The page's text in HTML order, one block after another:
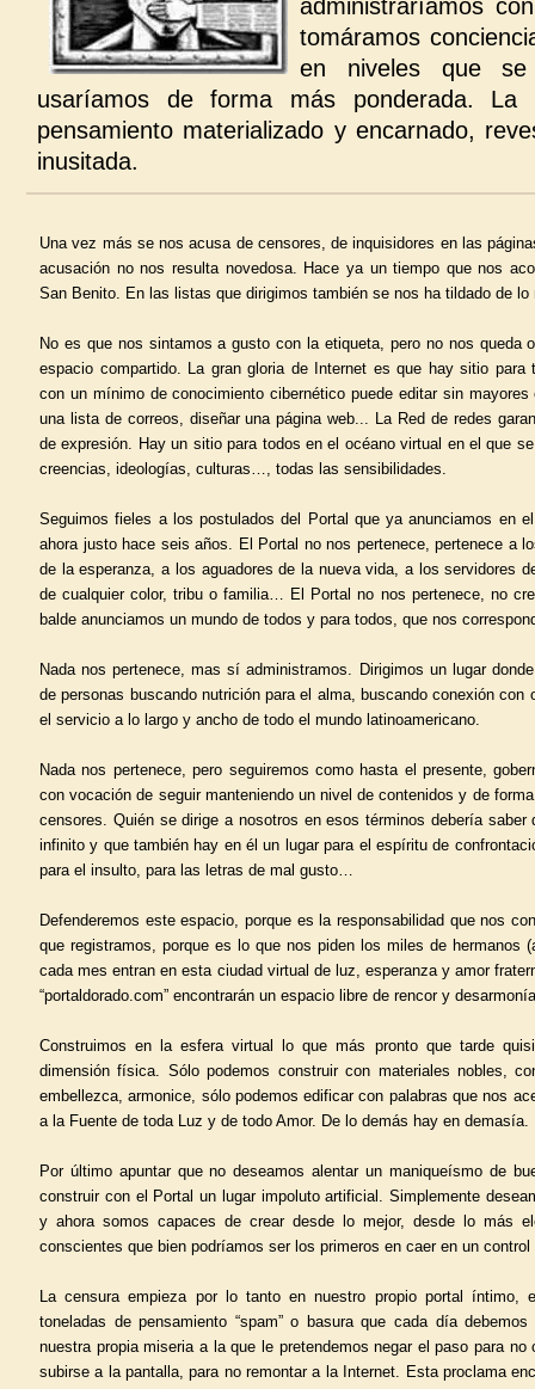
administraríamos
tomáramos
en niveles que
usaríamos de forma más ponderada. La
pensamiento materializado y encarnado,
inusitada.
Una vez más se nos acusa de censores, de inquisidores en las
acusación no nos resulta novedosa. Hace ya un tiempo que nos
San Benito. En las listas que dirigimos también se nos ha tildado de
No es que nos sintamos a gusto con la etiqueta, pero no nos queda
espacio compartido. La gran gloria de Internet es que hay sitio para
con un mínimo de conocimiento cibernético puede editar sin
una lista de correos, diseñar una página web... La Red de redes
de expresión. Hay un sitio para todos en el océano virtual en el que
creencias, ideologías, culturas…, todas las sensibilidades.
Seguimos fieles a los postulados del Portal que ya anunciamos en
ahora justo hace seis años. El Portal no nos pertenece, pertenece a
de la esperanza, a los aguadores de la nueva vida, a los servidores
de cualquier color, tribu o familia… El Portal no nos pertenece, no
balde anunciamos un mundo de todos y para todos, que nos
Nada nos pertenece, mas sí administramos. Dirigimos un lugar
de personas buscando nutrición para el alma, buscando conexión con
el servicio a lo largo y ancho de todo el mundo latinoamericano.
Nada nos pertenece, pero seguiremos como hasta el presente,
con vocación de seguir manteniendo un nivel de contenidos y de
censores. Quién se dirige a nosotros en esos términos debería
infinito y que también hay en él un lugar para el espíritu de
para el insulto, para las letras de mal gusto…
Defenderemos este espacio, porque es la responsabilidad que nos
que registramos, porque es lo que nos piden los miles de hermanos
cada mes entran en esta ciudad virtual de luz, esperanza y amor
“portaldorado.com” encontrarán un espacio libre de rencor y
Construimos en la esfera virtual lo que más pronto que tarde
dimensión física. Sólo podemos construir con materiales nobles,
embellezca, armonice, sólo podemos edificar con palabras que nos
a la Fuente de toda Luz y de todo Amor. De lo demás hay en demasía.
Por último apuntar que no deseamos alentar un maniqueísmo de
construir con el Portal un lugar impoluto artificial. Simplemente
y ahora somos capaces de crear desde lo mejor, desde lo más
conscientes que bien podríamos ser los primeros en caer en un control
La censura empieza por lo tanto en nuestro propio portal íntimo,
toneladas de pensamiento “spam” o basura que cada día
nuestra propia miseria a la que le pretendemos negar el paso para no
subirse a la pantalla, para no remontar a la Internet. Esta proclama